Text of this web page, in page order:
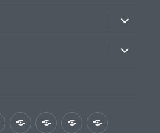
položky
Zobrazit
položky
Zobrazit
položky
Ženy SoutěžeVýjezdováJednání/schůze
Kalendář